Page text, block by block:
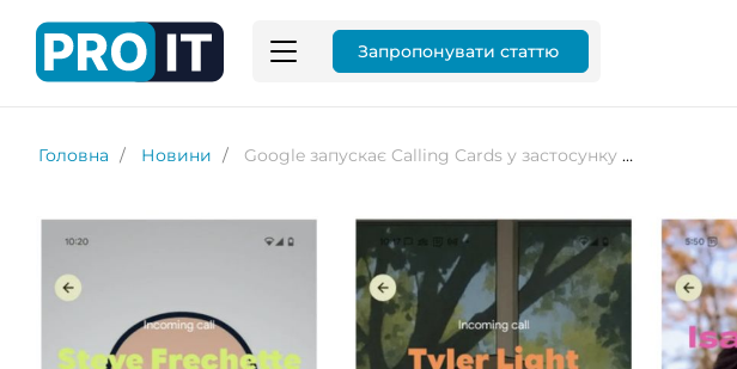
Запропонувати статтю
Головна Новини Google запускає Calling Cards у застосунку «Телефон»